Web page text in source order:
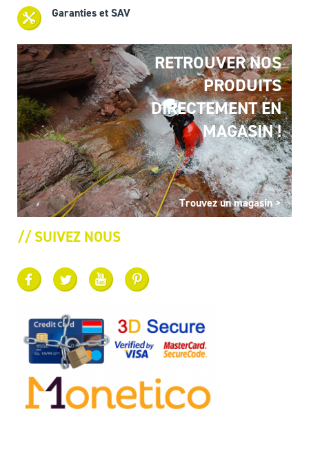
Garanties et SAV
RETROUVER NOS
PRODUITS
DIRECTEMENT EN
MAGASIN !
Trouvez un magasin >
// SUIVEZ NOUS